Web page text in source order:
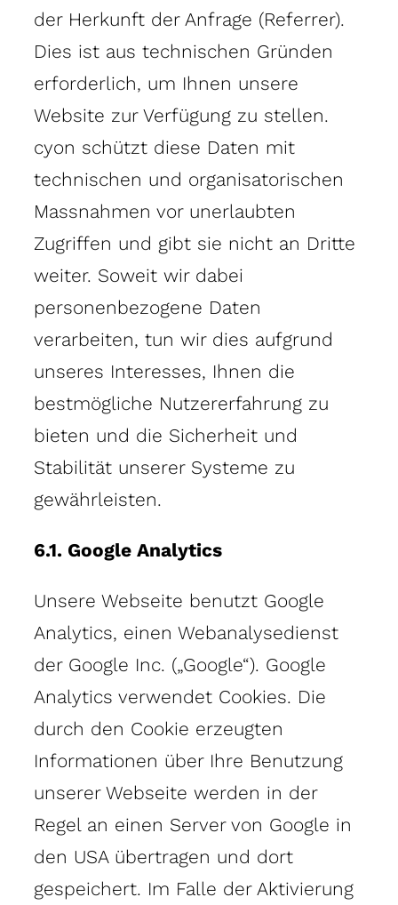
der Herkunft der Anfrage (Referrer).
Dies ist aus technischen Gründen
erforderlich, um Ihnen unsere
Website zur Verfügung zu stellen.
cyon schützt diese Daten mit
technischen und organisatorischen
Massnahmen vor unerlaubten
Zugriffen und gibt sie nicht an Dritte
weiter. Soweit wir dabei
personenbezogene Daten
verarbeiten, tun wir dies aufgrund
unseres Interesses, Ihnen die
bestmögliche Nutzererfahrung zu
bieten und die Sicherheit und
Stabilität unserer Systeme zu
gewährleisten.
6.1. Google Analytics
Unsere Webseite benutzt Google
Analytics, einen Webanalysedienst
der Google Inc. („Google“). Google
Analytics verwendet Cookies. Die
durch den Cookie erzeugten
Informationen über Ihre Benutzung
unserer Webseite werden in der
Regel an einen Server von Google in
den USA übertragen und dort
gespeichert. Im Falle der Aktivierung